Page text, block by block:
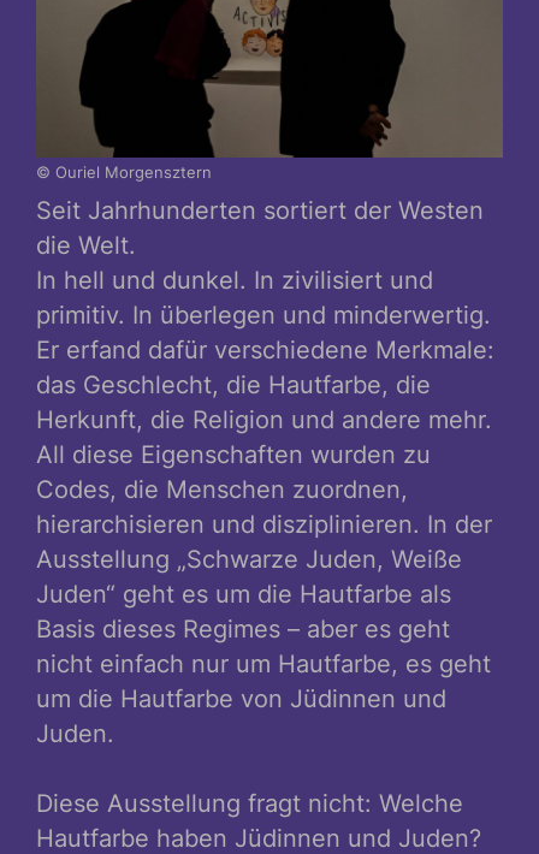
© Ouriel Morgensztern
Seit Jahrhunderten sortiert der Westen
die Welt.
In hell und dunkel. In zivilisiert und
primitiv. In überlegen und minderwertig.
Er erfand dafür verschiedene Merkmale:
das Geschlecht, die Hautfarbe, die
Herkunft, die Religion und andere mehr.
All diese Eigenschaften wurden zu
Codes, die Menschen zuordnen,
hierarchisieren und disziplinieren. In der
Ausstellung „Schwarze Juden, Weiße
Juden“ geht es um die Hautfarbe als
Basis dieses Regimes – aber es geht
nicht einfach nur um Hautfarbe, es geht
um die Hautfarbe von Jüdinnen und
Juden.
Diese Ausstellung fragt nicht: Welche
Hautfarbe haben Jüdinnen und Juden?